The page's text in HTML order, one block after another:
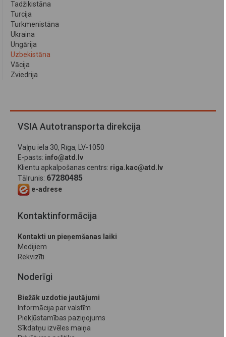
Tadžikistāna
Turcija
Turkmenistāna
Ukraina
Ungārija
Uzbekistāna
Vācija
Zviedrija
VSIA Autotransporta direkcija
Vaļņu iela 30, Rīga, LV-1050
E-pasts: info@atd.lv
Klientu apkalpošanas centrs: riga.kac@atd.lv
Tālrunis: 67280485
e-adrese
Kontaktinformācija
Kontakti un pieņemšanas laiki
Medijiem
Rekvizīti
Noderīgi
Biežāk uzdotie jautājumi
Informācija par valstīm
Piekļūstamības paziņojums
Sīkdatņu izvēles maiņa